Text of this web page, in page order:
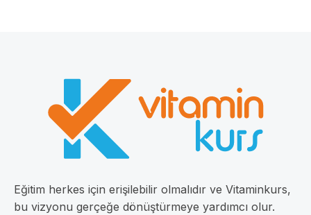
Eğitim herkes için erişilebilir olmalıdır ve Vitaminkurs,
bu vizyonu gerçeğe dönüştürmeye yardımcı olur.